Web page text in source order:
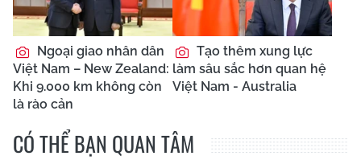
Ngoại giao nhân dân
Việt Nam – New Zealand:
Khi 9.000 km không còn
là rào cản
Tạo thêm xung lực
làm sâu sắc hơn quan hệ
Việt Nam - Australia
CÓ THỂ BẠN QUAN TÂM